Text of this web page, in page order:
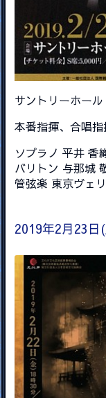
サントリーホール
本番指揮、合唱
ソプラノ 平井 香
バリトン 与那城
管弦楽 東京ヴェ
2019年2月23日